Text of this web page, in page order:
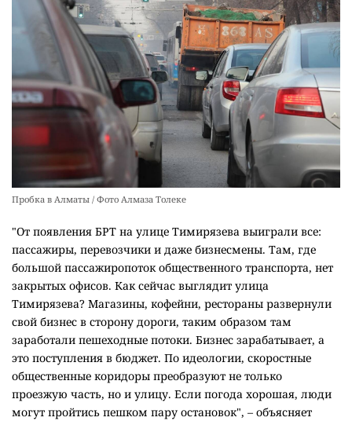
Пробка в Алматы / Фото Алмаза Толеке
"От появления БРТ на улице Тимирязева выиграли все:
пассажиры, перевозчики и даже бизнесмены. Там, где
большой пассажиропоток общественного транспорта, нет
закрытых офисов. Как сейчас выглядит улица
Тимирязева? Магазины, кофейни, рестораны развернули
свой бизнес в сторону дороги, таким образом там
заработали пешеходные потоки. Бизнес зарабатывает, а
это поступления в бюджет. По идеологии, скоростные
общественные коридоры преобразуют не только
проезжую часть, но и улицу. Если погода хорошая, люди
могут пройтись пешком пару остановок", – объясняет